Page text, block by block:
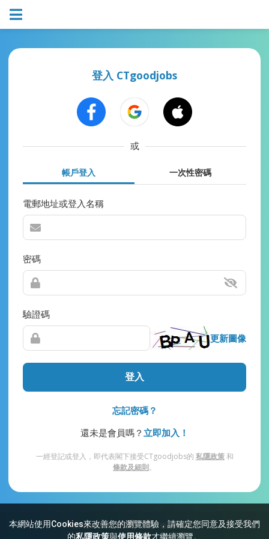
本網站使用Cookies來改善您的瀏覽體驗，請確定您同意及接受我們
的私隱政策與使用條款才繼續瀏覽。
登入 CTgoodjobs
或
帳戶登入 一次性密碼
電郵地址或登入名稱
密碼
驗證碼
更新圖像
登入
忘記密碼？
還未是會員嗎？ 立即加入！
一經登記或登入，即代表閣下接受CTgoodjobs的 私隱政策和
條款及細則。
網站索引 常見問題 私隱 條款及細則